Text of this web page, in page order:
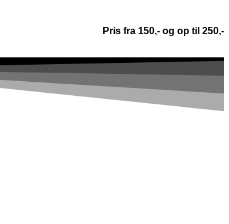
Pris fra 150,- og op til 250,-